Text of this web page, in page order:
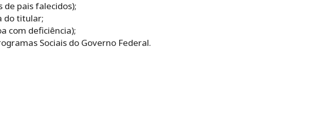
pais falecidos);
do titular;
com deficiência);
Sociais do Governo Federal.